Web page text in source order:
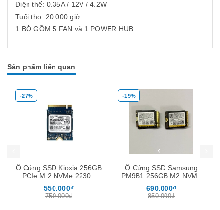
Điện thế: 0.35A / 12V / 4.2W
Tuổi thọ: 20.000 giờ
1 BỘ GỒM 5 FAN và 1 POWER HUB
Sản phẩm liên quan
-27%
Ổ Cứng SSD Kioxia 256GB
PCIe M.2 NVMe 2230 (
550.000₫
750.000₫
-19%
Ổ Cứng SSD Samsung
PM9B1 256GB M2 NVMe
690.000₫
850.000₫